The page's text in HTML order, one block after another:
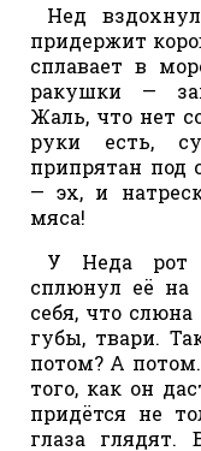
Нед
придержит
сплавает в
ракушки —
Жаль, что нет
руки есть,
припрятан под
— эх, и
мяса!
У Неда рот
сплюнул её на
себя, что
губы, твари.
потом? А
того, как он
придётся не
глаза глядят.